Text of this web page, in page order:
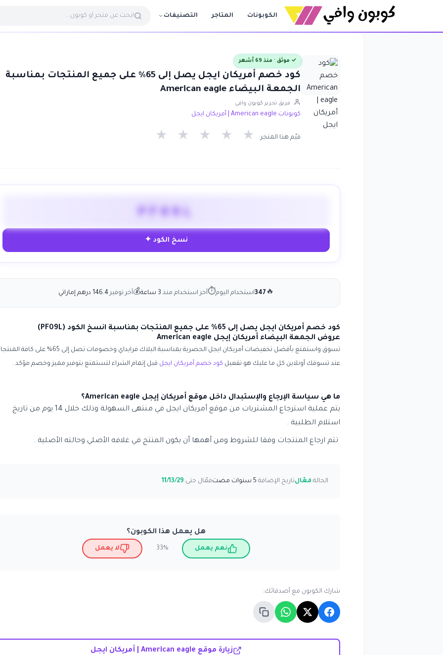
الكوبونات المتاجر التصنيفات
✓ موثق · منذ 69 أشهر
كود خصم أمريكان ايجل يصل إلى 65% على جميع المنتجات بمناسبة
الجمعة البيضاء American eagle
فريق تحرير كوبون وافي
كوبونات American eagle | أمريكان ايجل
قيّم هذا المتجر: ★ ★ ★ ★ ★
PF09L
نسخ الكود ✦
🔥
347استخدام اليوم⏱آخر استخدام منذ 3 ساعة 💰آخر توفير 146.4 درهم إماراتي
كود خصم أمريكان ايجل يصل إلى 65% على جميع المنتجات بمناسبة انسخ الكود (PF09L)
عروض الجمعة البيضاء أمريكان إيجل American eagle
تسوق واستمتع بأفضل تخفيضات أمريكان ايجل الحصرية بمناسبة البلاك فرايداي
وخصومات تصل إلى 65% على كافة
عند تسوقك أونلاين كل ما عليك هو تقعيل كود خصم أمريكان ايجل قبل إتمام الشراء لتستمتع بتوفير مميز وخصم مؤكد .
ما هي سياسة الإرجاع والإستبدال داخل موقع أمريكان إيجل American eagle؟
يتم عملية استرجاع المشتريات من موقع أمريكان ايجل في منتهى السهولة وذلك خلال 14 يوم من تاريخ
استلام الطلبية .
تتم ارجاع المنتجات وفقا للشروط ومن أهمها أن يكون المنتج في غلافه الأصلي وحالته الأصلية .
الحالة:فعّالتاريخ الإضافة:5 سنوات مضت فعّال حتى:11/13/29
هل يعمل هذا الكوبون؟
نعم يعمل 33% لا يعمل
شارك الكوبون مع أصدقائك:
زيارة موقع American eagle | أمريكان ايجل